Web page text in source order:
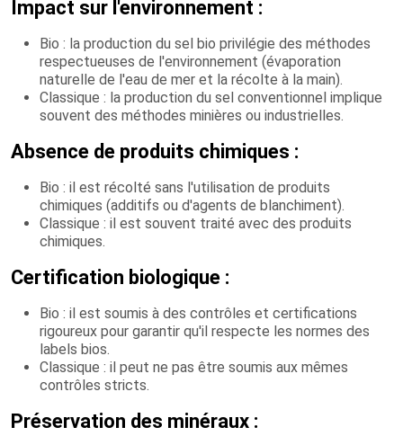
Impact sur l'environnement :
Bio : la production du sel bio privilégie des méthodes
respectueuses de l'environnement (évaporation
naturelle de l'eau de mer et la récolte à la main).
Classique : la production du sel conventionnel implique
souvent des méthodes minières ou industrielles.
Absence de produits chimiques :
Bio : il est récolté sans l'utilisation de produits
chimiques (additifs ou d'agents de blanchiment).
Classique : il est souvent traité avec des produits
chimiques.
Certification biologique :
Bio : il est soumis à des contrôles et certifications
rigoureux pour garantir qu'il respecte les normes des
labels bios.
Classique : il peut ne pas être soumis aux mêmes
contrôles stricts.
Préservation des minéraux :